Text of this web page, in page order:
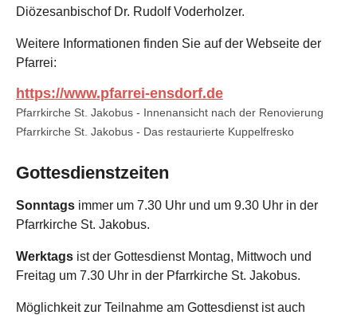
Show larger version
Pfarrkirche St. Jakobus - Innenansicht nach der Renovierung
Show larger version
Pfarrkirche St. Jakobus - Das restaurierte Kuppelfresko
Diözesanbischof Dr. Rudolf Voderholzer.
Weitere Informationen finden Sie auf der Webseite der
Pfarrei:
https://www.pfarrei-ensdorf.de
Gottesdienstzeiten
Sonntags immer um 7.30 Uhr und um 9.30 Uhr in der
Pfarrkirche St. Jakobus.
Werktags ist der Gottesdienst Montag, Mittwoch und
Freitag um 7.30 Uhr in der Pfarrkirche St. Jakobus.
Möglichkeit zur Teilnahme am Gottesdienst ist auch